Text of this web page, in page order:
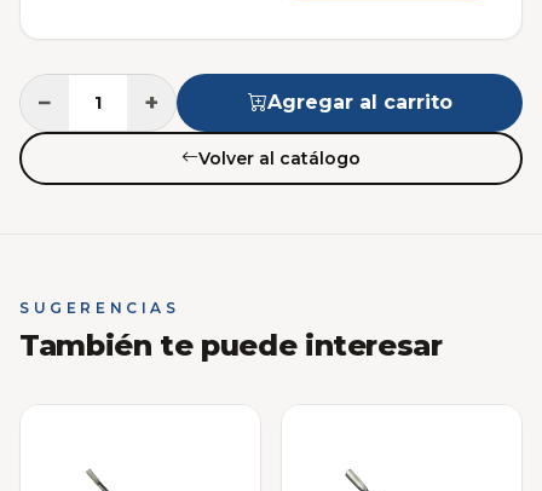
− + Agregar al carrito
Volver al catálogo
SUGERENCIAS
También te puede interesar